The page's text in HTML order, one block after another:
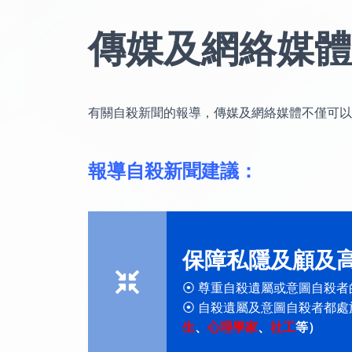
傳媒及網絡媒體
有關自殺新聞的報導，傳媒及網絡媒體不僅可
報導自殺新聞建議：
保障私隱及顧及
⦿ 尊重自殺遺屬或意圖自殺者
⦿ 自殺遺屬及意圖自殺者都處
生、心理學家、 社工等）